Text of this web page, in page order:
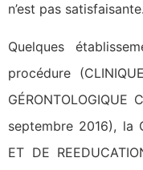
n’est pas satisfaisante.
Quelques
procédure
GÉRONTOLOGIQUE
septembre 2016), la
ET DE